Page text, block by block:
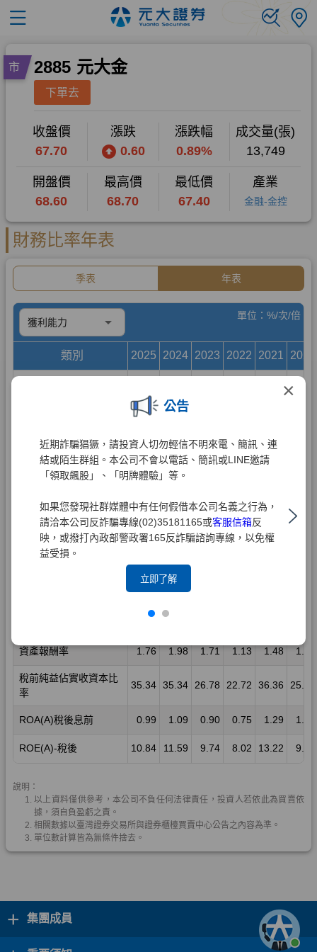
×
公告
近期詐騙猖獗，請投資人切勿輕信不明來電、簡訊、連
結或陌生群組。本公司不會以電話、簡訊或LINE邀請
「領取飆股」、「明牌體驗」等。
如果您發現社群媒體中有任何假借本公司名義之行為，
請洽本公司反詐騙專線(02)35181165或客服信箱反
映，或撥打內政部警政署165反詐騙諮詢專線，以免權
益受損。
立即了解
+ 集團成員